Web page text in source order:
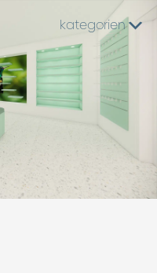
kategorien